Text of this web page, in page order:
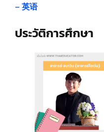
– 英语
ประวัติการศึกษา